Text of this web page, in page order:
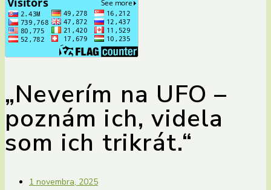
„Neverím na UFO –
poznám ich, videla
som ich trikrát.“
1 novembra, 2025